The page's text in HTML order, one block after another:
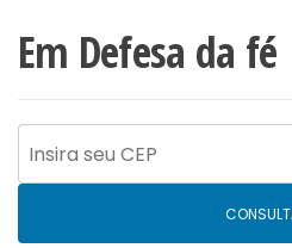
Em Defesa da fé